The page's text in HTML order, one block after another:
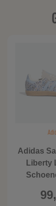
Adidas
Liberty